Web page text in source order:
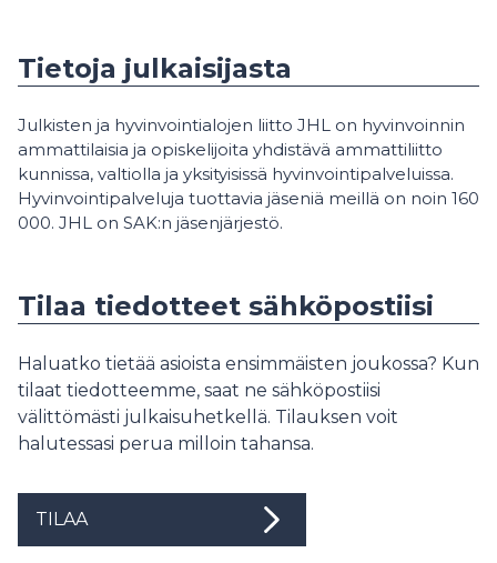
Tietoja julkaisijasta
Julkisten ja hyvinvointialojen liitto JHL on hyvinvoinnin
ammattilaisia ja opiskelijoita yhdistävä ammattiliitto
kunnissa, valtiolla ja yksityisissä hyvinvointipalveluissa.
Hyvinvointipalveluja tuottavia jäseniä meillä on noin 160
000. JHL on SAK:n jäsenjärjestö.
Tilaa tiedotteet sähköpostiisi
Haluatko tietää asioista ensimmäisten joukossa? Kun
tilaat tiedotteemme, saat ne sähköpostiisi
välittömästi julkaisuhetkellä. Tilauksen voit
halutessasi perua milloin tahansa.
TILAA